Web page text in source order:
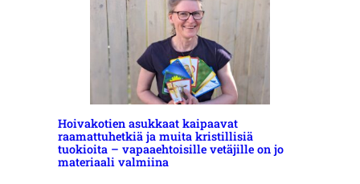
Hoivakotien asukkaat kaipaavat
raamattuhetkiä ja muita kristillisiä
tuokioita – vapaaehtoisille vetäjille on jo
materiaali valmiina